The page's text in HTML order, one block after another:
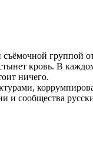
группой
кровь. В
ничего.
сообщества